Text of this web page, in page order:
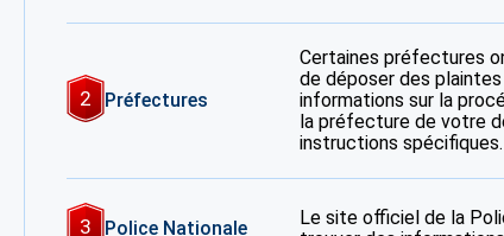
2 Préfectures
Certaines préfectures
de déposer des
informations sur la
la préfecture de votre
instructions spécifiques.
3 Police Nationale
Le site officiel de la